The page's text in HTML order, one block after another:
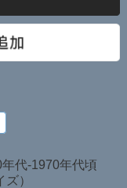
代-1970年代頃
ズ）